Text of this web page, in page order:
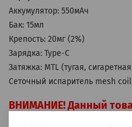
Аккумулятор: 550мАч
Бак: 15мл
Крепость: 20мг (2%)
Зарядка: Type-C
Затяжка: MTL (тугая,
Сеточный испаритель mesh coil
ВНИМАНИЕ! Данный